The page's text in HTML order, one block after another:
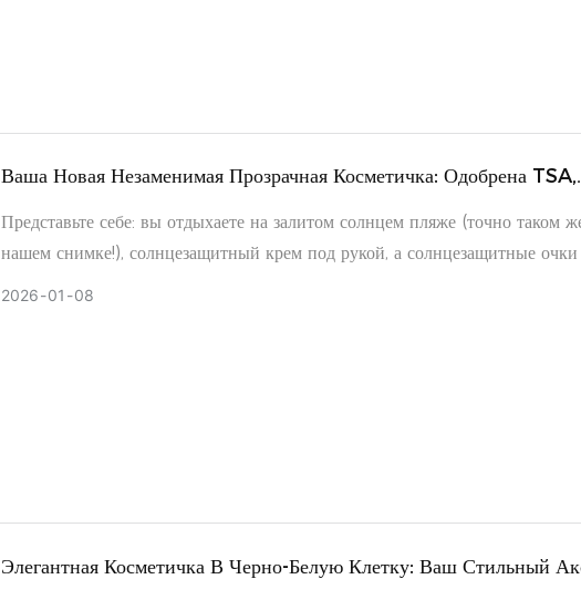
Ваша Новая Незаменимая Прозрачная Косметичка: Одобрена TSA,
Представьте себе: вы отдыхаете на залитом солнцем пляже (точно таком
нашем снимке!), солнцезащитный крем под рукой, а солнцезащитные очки
рядом — ваши необходимые в путешествии вещи должны быть
2026 01 08
Элегантная Косметичка В Черно-Белую Клетку: Ваш Стильный